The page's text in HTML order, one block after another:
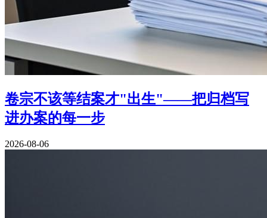
卷宗不该等结案才"出生"——把归档写
进办案的每一步
2026-08-06